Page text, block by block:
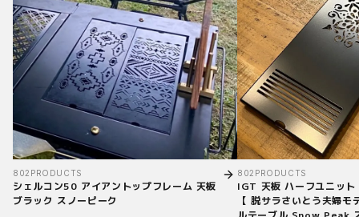
802PRODUCTS
シェルコン50 アイアントップフレーム 天板
ブラック スノーピーク
802PRODUCTS
IGT 天板 ハーフユニット
【 脱サラさいとう夫婦モ